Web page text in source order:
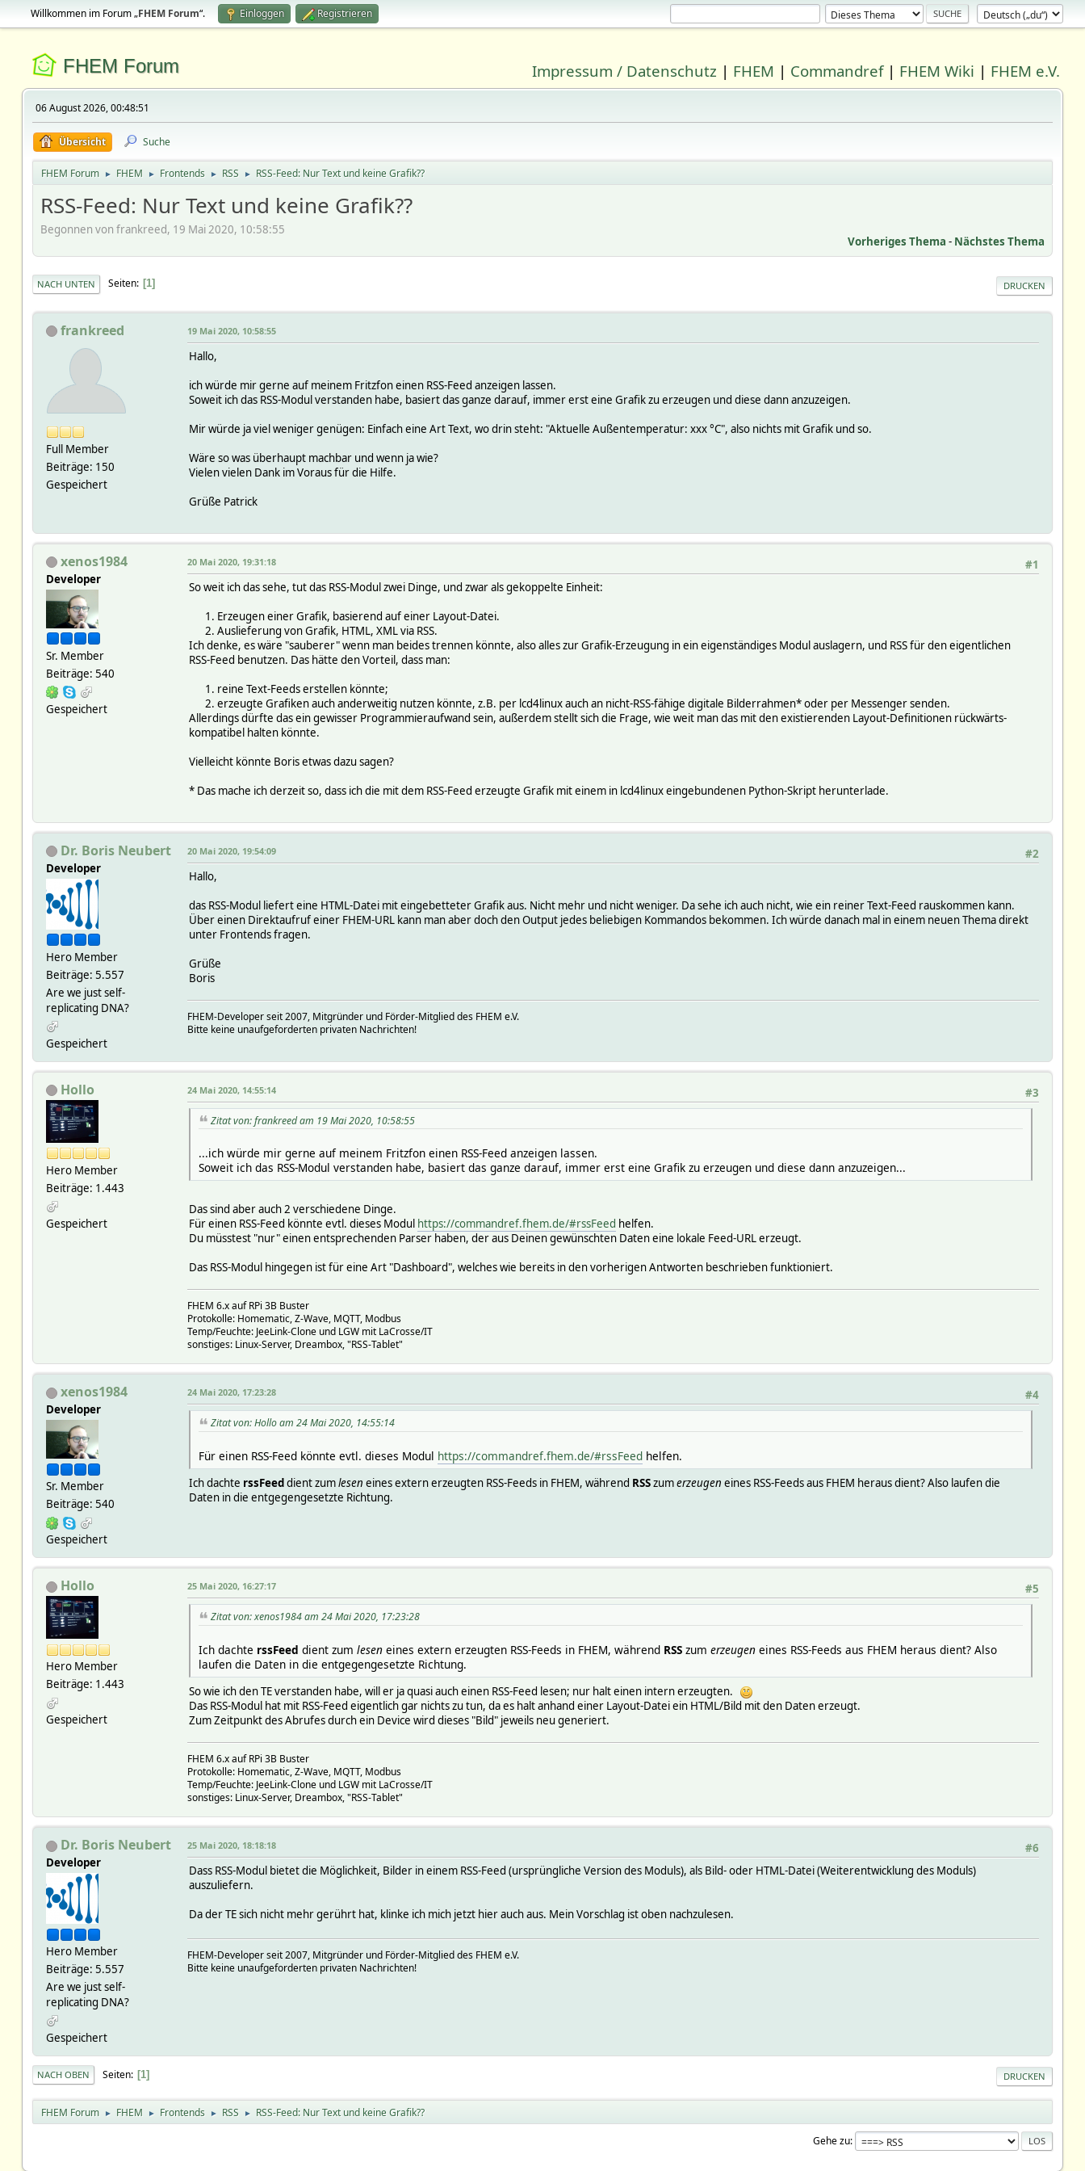
Willkommen im Forum „FHEM Forum“. Einloggen Registrieren
FHEM Forum Impressum / Datenschutz | FHEM | Commandref| FHEM Wiki | FHEM e.V.
06 August 2026, 00:48:51
Übersicht Suche
FHEM Forum ► FHEM ► Frontends ► RSS ► RSS-Feed: Nur Text und keine Grafik??
RSS-Feed: Nur Text und keine Grafik??
Begonnen von frankreed, 19 Mai 2020, 10:58:55
Vorheriges Thema - Nächstes Thema
DRUCKEN
NACH UNTEN Seiten 1
frankreed
Full Member
Beiträge: 150
Gespeichert
19 Mai 2020, 10:58:55
Hallo,
ich würde mir gerne auf meinem Fritzfon einen RSS-Feed anzeigen lassen.
Soweit ich das RSS-Modul verstanden habe, basiert das ganze darauf, immer erst eine Grafik zu erzeugen und diese dann anzuzeigen.
Mir würde ja viel weniger genügen: Einfach eine Art Text, wo drin steht: "Aktuelle Außentemperatur: xxx °C", also nichts mit Grafik und so.
Wäre so was überhaupt machbar und wenn ja wie?
Vielen vielen Dank im Voraus für die Hilfe.
Grüße Patrick
xenos1984
Developer
Sr. Member
Beiträge: 540
Gespeichert
#1
20 Mai 2020, 19:31:18
So weit ich das sehe, tut das RSS-Modul zwei Dinge, und zwar als gekoppelte Einheit:
Erzeugen einer Grafik, basierend auf einer Layout-Datei.
Auslieferung von Grafik, HTML, XML via RSS.
Ich denke, es wäre "sauberer" wenn man beides trennen könnte, also alles zur Grafik-Erzeugung in ein eigenständiges Modul auslagern, und RSS für den eigentlichen
RSS-Feed benutzen. Das hätte den Vorteil, dass man:
reine Text-Feeds erstellen könnte;
erzeugte Grafiken auch anderweitig nutzen könnte, z.B. per lcd4linux auch an nicht-RSS-fähige digitale Bilderrahmen* oder per Messenger senden.
Allerdings dürfte das ein gewisser Programmieraufwand sein, außerdem stellt sich die Frage, wie weit man das mit den existierenden Layout-Definitionen rückwärts-
kompatibel halten könnte.
Vielleicht könnte Boris etwas dazu sagen?
* Das mache ich derzeit so, dass ich die mit dem RSS-Feed erzeugte Grafik mit einem in lcd4linux eingebundenen Python-Skript herunterlade.
Dr. Boris Neubert
Developer
Hero Member
Beiträge: 5.557
Are we just self-
replicating DNA?
Gespeichert
#2
20 Mai 2020, 19:54:09
Hallo,
das RSS-Modul liefert eine HTML-Datei mit eingebetteter Grafik aus. Nicht mehr und nicht weniger. Da sehe ich auch nicht, wie ein reiner Text-Feed rauskommen kann.
Über einen Direktaufruf einer FHEM-URL kann man aber doch den Output jedes beliebigen Kommandos bekommen. Ich würde danach mal in einem neuen Thema direkt
unter Frontends fragen.
Grüße
Boris
FHEM-Developer seit 2007, Mitgründer und Förder-Mitglied des FHEM e.V.
Bitte keine unaufgeforderten privaten Nachrichten!
Hollo
Hero Member
Beiträge: 1.443
Gespeichert
#3
24 Mai 2020, 14:55:14
Zitat von: frankreed am 19 Mai 2020, 10:58:55
...ich würde mir gerne auf meinem Fritzfon einen RSS-Feed anzeigen lassen.
Soweit ich das RSS-Modul verstanden habe, basiert das ganze darauf, immer erst eine Grafik zu erzeugen und diese dann anzuzeigen...
Das sind aber auch 2 verschiedene Dinge.
Für einen RSS-Feed könnte evtl. dieses Modul https://commandref.fhem.de/#rssFeed helfen.
Du müsstest "nur" einen entsprechenden Parser haben, der aus Deinen gewünschten Daten eine lokale Feed-URL erzeugt.
Das RSS-Modul hingegen ist für eine Art "Dashboard", welches wie bereits in den vorherigen Antworten beschrieben funktioniert.
FHEM 6.x auf RPi 3B Buster
Protokolle: Homematic, Z-Wave, MQTT, Modbus
Temp/Feuchte: JeeLink-Clone und LGW mit LaCrosse/IT
sonstiges: Linux-Server, Dreambox, "RSS-Tablet"
xenos1984
Developer
Sr. Member
Beiträge: 540
Gespeichert
#4
24 Mai 2020, 17:23:28
Zitat von: Hollo am 24 Mai 2020, 14:55:14
Für einen RSS-Feed könnte evtl. dieses Modul https://commandref.fhem.de/#rssFeedhelfen.
Ich dachte rssFeeddient zumlesen eines extern erzeugten RSS-Feeds in FHEM, während RSSzumerzeugen eines RSS-Feeds aus FHEM heraus dient? Also laufen die
Daten in die entgegengesetzte Richtung.
Hollo
Hero Member
Beiträge: 1.443
Gespeichert
#5
25 Mai 2020, 16:27:17
Zitat von: xenos1984 am 24 Mai 2020, 17:23:28
Ich dachte rssFeed dient zum leseneines extern erzeugten RSS-Feeds in FHEM, während RSSzum erzeugeneines RSS-Feeds aus FHEM heraus dient? Also
laufen die Daten in die entgegengesetzte Richtung.
So wie ich den TE verstanden habe, will er ja quasi auch einen RSS-Feed lesen; nur halt einen intern erzeugten.
Das RSS-Modul hat mit RSS-Feed eigentlich gar nichts zu tun, da es halt anhand einer Layout-Datei ein HTML/Bild mit den Daten erzeugt.
Zum Zeitpunkt des Abrufes durch ein Device wird dieses "Bild" jeweils neu generiert.
FHEM 6.x auf RPi 3B Buster
Protokolle: Homematic, Z-Wave, MQTT, Modbus
Temp/Feuchte: JeeLink-Clone und LGW mit LaCrosse/IT
sonstiges: Linux-Server, Dreambox, "RSS-Tablet"
Dr. Boris Neubert
Developer
Hero Member
Beiträge: 5.557
Are we just self-
replicating DNA?
Gespeichert
#6
25 Mai 2020, 18:18:18
Dass RSS-Modul bietet die Möglichkeit, Bilder in einem RSS-Feed (ursprüngliche Version des Moduls), als Bild- oder HTML-Datei (Weiterentwicklung des Moduls)
auszuliefern.
Da der TE sich nicht mehr gerührt hat, klinke ich mich jetzt hier auch aus. Mein Vorschlag ist oben nachzulesen.
FHEM-Developer seit 2007, Mitgründer und Förder-Mitglied des FHEM e.V.
Bitte keine unaufgeforderten privaten Nachrichten!
DRUCKEN
NACH OBEN Seiten 1
FHEM Forum ► FHEM ► Frontends ► RSS ► RSS-Feed: Nur Text und keine Grafik??
Gehe zu